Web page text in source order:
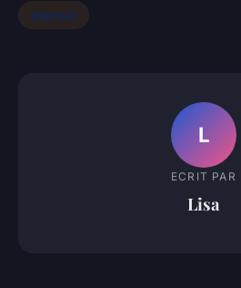
Internet
L
ECRIT PAR
Lisa